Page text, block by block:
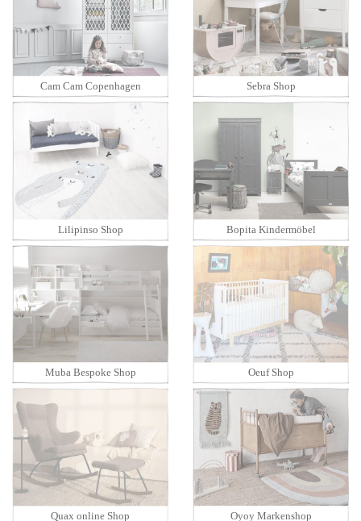
Cam Cam Copenhagen Sebra Shop
Lilipinso Shop Bopita Kindermöbel
Muba Bespoke Shop Oeuf Shop
Quax online Shop Oyoy Markenshop